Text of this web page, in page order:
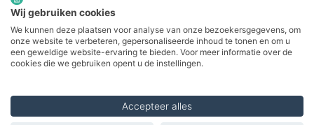
Bluetooth trackers / Opladers
Samsung Galaxy
Gamingtelefoons / Foldables / Robuuste telefoons /
Seniorentelefoons / Waterdichte telefoons / Refurbished
Wij gebruiken cookies
We kunnen deze plaatsen voor analyse van onze bezoekersgegevens, om
onze website te verbeteren, gepersonaliseerde inhoud te tonen en om u
een geweldige website-ervaring te bieden. Voor meer informatie over de
cookies die we gebruiken opent u de instellingen.
Accepteer alles